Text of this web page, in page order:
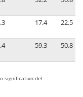
17.4 22.5
59.3 50.8
significativo del